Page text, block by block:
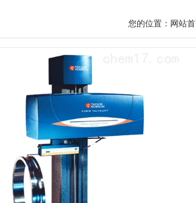
您的位置： 网站